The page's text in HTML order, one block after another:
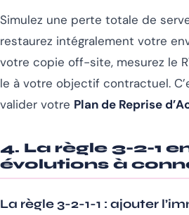
Simulez une perte totale de
restaurez intégralement votre
votre copie off-site, mesurez le
le à votre objectif contractuel.
valider votre Plan de Reprise
4. La règle 3-2-1
évolutions à
La règle 3-2-1-1 : ajouter